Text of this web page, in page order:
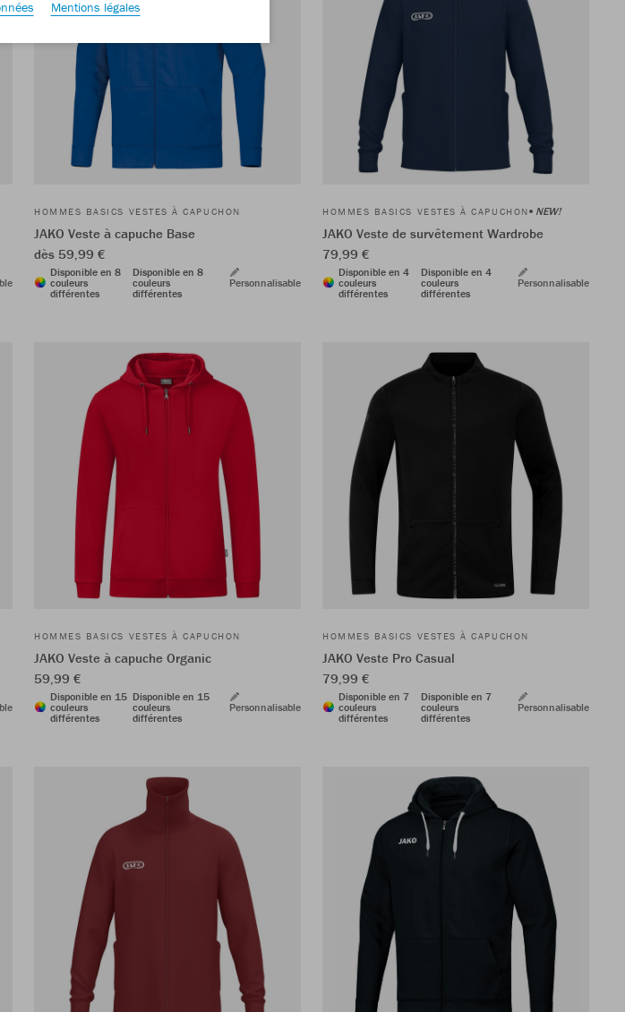
HOMMES BASICS VESTES À CAPUCHON
JAKO Veste à capuche Base
dès 59,99 €
Disponible en 8
couleurs
différentes
Disponible en 8
couleurs
différentes
Personnalisable
HOMMES BASICS VESTES À CAPUCHON NEW!
JAKO Veste de survêtement Wardrobe
79,99 €
Disponible en 4
couleurs
différentes
Disponible en 4
couleurs
différentes
Personnalisable
HOMMES BASICS VESTES À CAPUCHON
JAKO Veste à capuche Organic
59,99 €
Disponible en 15
couleurs
différentes
Disponible en 15
couleurs
différentes
Personnalisable
HOMMES BASICS VESTES À CAPUCHON
JAKO Veste Pro Casual
79,99 €
Disponible en 7
couleurs
différentes
Disponible en 7
couleurs
différentes
Personnalisable
Mentions légales